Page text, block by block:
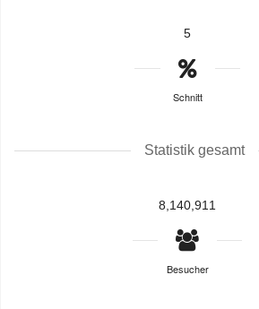
5
Schnitt
Statistik gesamt
8,140,911
Besucher